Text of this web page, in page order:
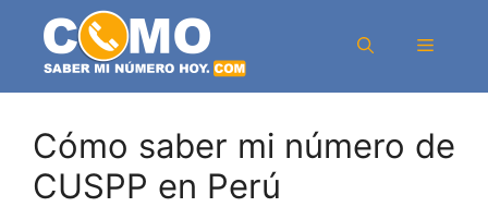
contenido
Menú
Cómo saber mi número de
CUSPP en Perú